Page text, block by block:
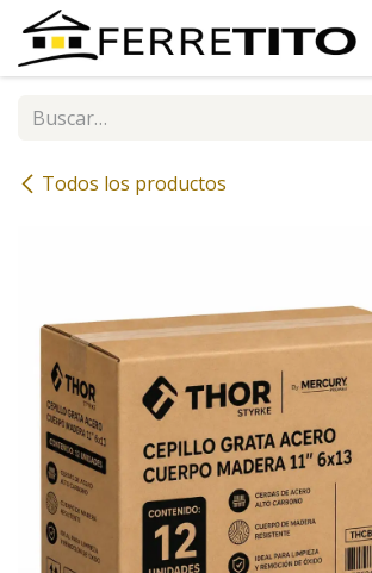
Ir al contenido
Todos los productos